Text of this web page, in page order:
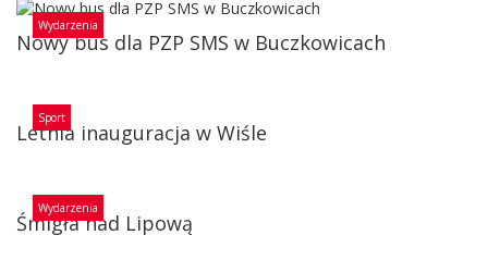
Wydarzenia
Nowy bus dla PZP SMS w Buczkowicach
Sport
Letnia inauguracja w Wiśle
Wydarzenia
Śmigła nad Lipową